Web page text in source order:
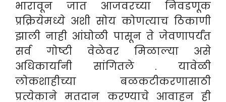
भारावून जात आजवरच्या निवडणूक
प्रक्रियेमध्ये अशी सोय कोणत्याच ठिकाणी
झाली नाही आंघोळी पासून ते जेवणापर्यंत
सर्व गोष्टी वेळेवर मिळाल्या असे
अधिकार्यानी सांगितले . यावेळी
लोकशाहीच्या बळकटीकरणासाठी
प्रत्येकाने मतदान करण्याचे आवाहन ही